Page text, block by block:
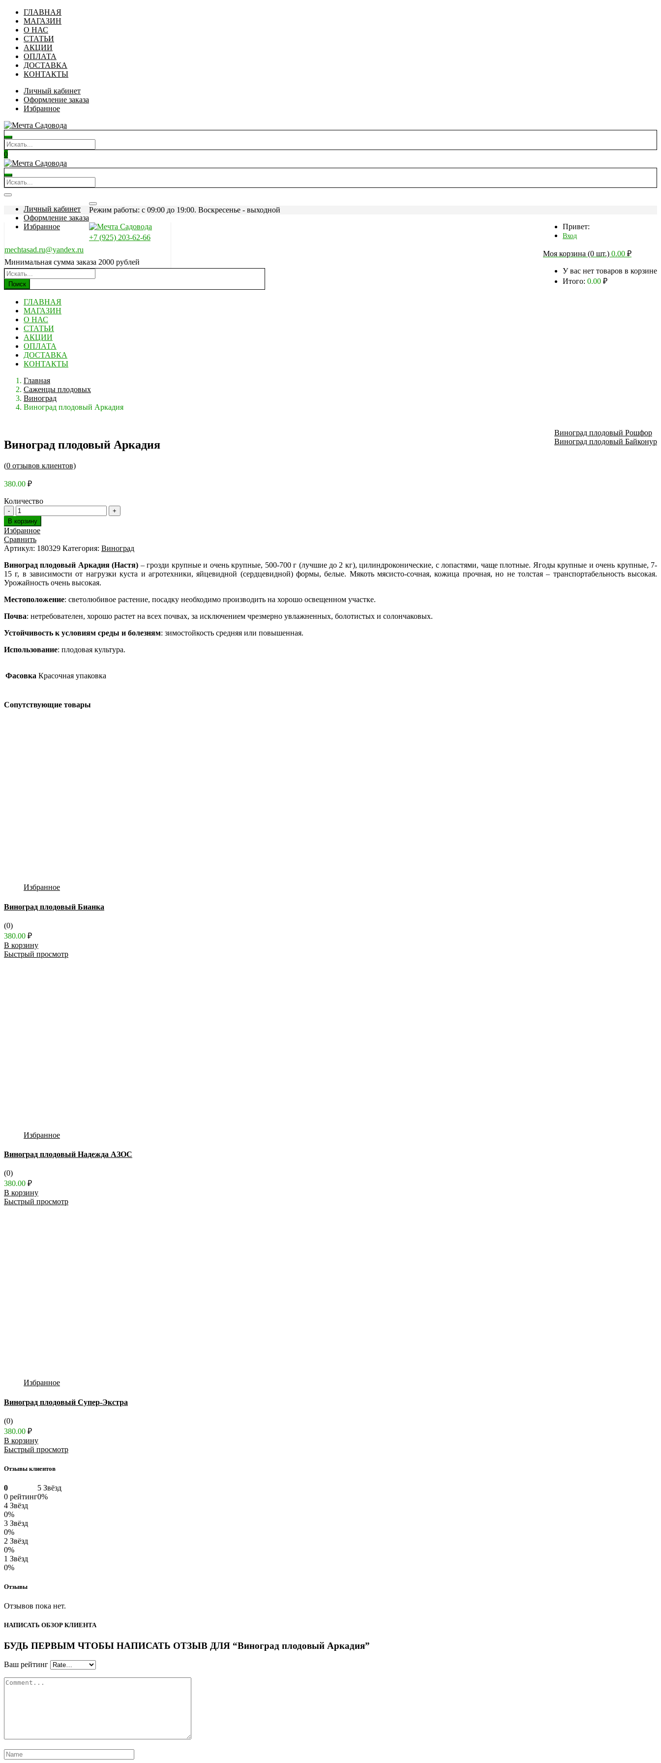
ГЛАВНАЯ
МАГАЗИН
О НАС
СТАТЬИ
АКЦИИ
ОПЛАТА
ДОСТАВКА
КОНТАКТЫ
Личный кабинет
Оформление заказа
Избранное
0
Личный кабинет
Оформление заказа
Избранное
Режим работы: c 09:00 до 19:00. Воскресенье - выходной
Привет:
Вход
Моя корзина (0 шт.) 0.00 ₽
У вас нет товаров в корзине
Итого: 0.00 ₽
+7 (925) 203-62-66
mechtasad.ru@yandex.ru
Минимальная сумма заказа 2000 рублей
Поиск
ГЛАВНАЯ
МАГАЗИН
О НАС
СТАТЬИ
АКЦИИ
ОПЛАТА
ДОСТАВКА
КОНТАКТЫ
Главная
Саженцы плодовых
Виноград
Виноград плодовый Аркадия
Виноград плодовый Рошфор
Виноград плодовый Байконур
Виноград плодовый Аркадия
(0 отзывов клиентов)
380.00 ₽
Количество
В корзину
Избранное
Сравнить
Артикул: 180329 Категория: Виноград
Виноград плодовый Аркадия (Настя) – грозди крупные и очень крупные, 500-700 г (лучшие до 2 кг), цилиндроконические, с лопастями, чаще плотные. Ягоды крупные и очень крупные, 7-
15 г, в зависимости от нагрузки куста и агротехники, яйцевидной (сердцевидной) формы, белые. Мякоть мясисто-сочная, кожица прочная, но не толстая – транспортабельность высокая.
Урожайность очень высокая.
Местоположение: светолюбивое растение, посадку необходимо производить на хорошо освещенном участке.
Почва: нетребователен, хорошо растет на всех почвах, за исключением чрезмерно увлажненных, болотистых и солончаковых.
Устойчивость к условиям среды и болезням: зимостойкость средняя или повышенная.
Использование: плодовая культура.
Фасовка Красочная упаковка
Сопутствующие товары
Избранное
Виноград плодовый Бианка
(0)
380.00 ₽
В корзину
Быстрый просмотр
Избранное
Виноград плодовый Надежда АЗОС
(0)
380.00 ₽
В корзину
Быстрый просмотр
Избранное
Виноград плодовый Супер-Экстра
(0)
380.00 ₽
В корзину
Быстрый просмотр
Отзывы клиентов
0
0 рейтинг
5 Звёзд
0%
4 Звёзд
0%
3 Звёзд
0%
2 Звёзд
0%
1 Звёзд
0%
Отзывы
Отзывов пока нет.
НАПИСАТЬ ОБЗОР КЛИЕНТА
БУДЬ ПЕРВЫМ ЧТОБЫ НАПИСАТЬ ОТЗЫВ ДЛЯ “Виноград плодовый Аркадия”
Ваш рейтинг